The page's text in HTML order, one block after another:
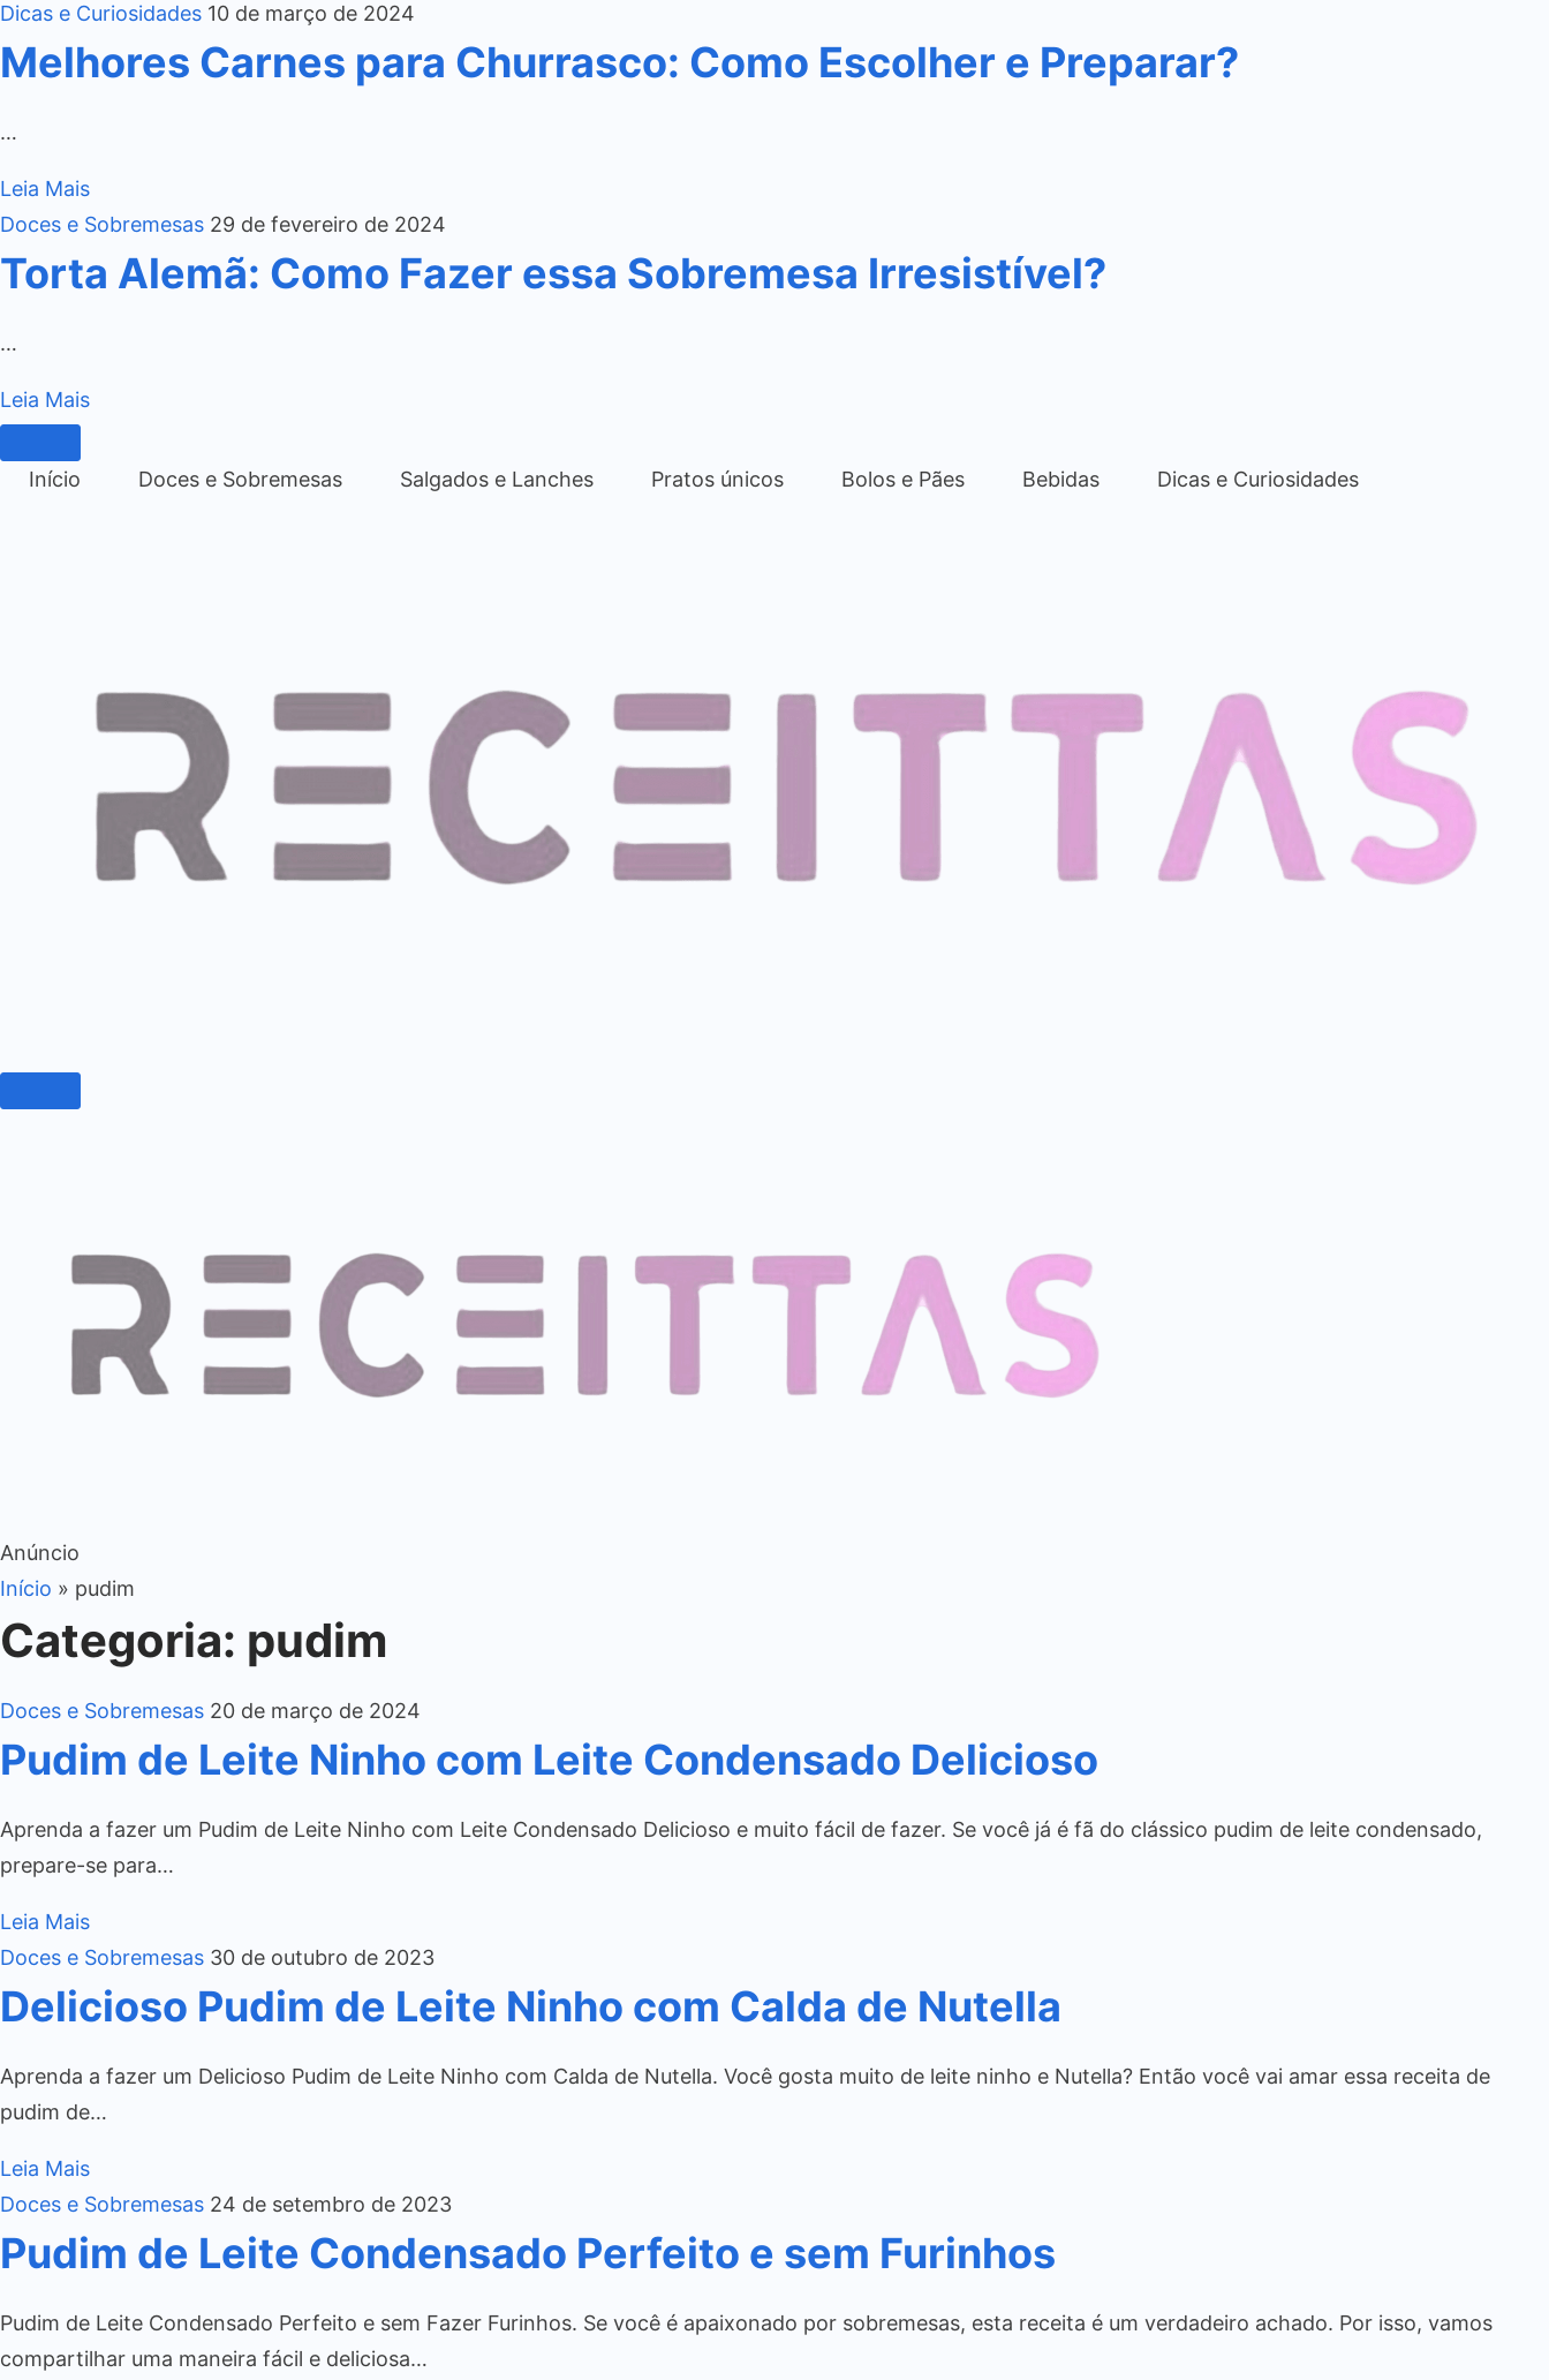
Dicas e Curiosidades 10 de março de 2024
Melhores Carnes para Churrasco: Como Escolher e Preparar?
…
Leia Mais
Doces e Sobremesas 29 de fevereiro de 2024
Torta Alemã: Como Fazer essa Sobremesa Irresistível?
…
Leia Mais
Início Doces e Sobremesas Salgados e Lanches Pratos únicos Bolos e Pães Bebidas Dicas e Curiosidades
Anúncio
Início » pudim
Categoria: pudim
Doces e Sobremesas 20 de março de 2024
Pudim de Leite Ninho com Leite Condensado Delicioso
Aprenda a fazer um Pudim de Leite Ninho com Leite Condensado Delicioso e muito fácil de fazer. Se você já é fã do clássico pudim de leite condensado,
prepare-se para…
Leia Mais
Doces e Sobremesas 30 de outubro de 2023
Delicioso Pudim de Leite Ninho com Calda de Nutella
Aprenda a fazer um Delicioso Pudim de Leite Ninho com Calda de Nutella. Você gosta muito de leite ninho e Nutella? Então você vai amar essa receita de
pudim de…
Leia Mais
Doces e Sobremesas 24 de setembro de 2023
Pudim de Leite Condensado Perfeito e sem Furinhos
Pudim de Leite Condensado Perfeito e sem Fazer Furinhos. Se você é apaixonado por sobremesas, esta receita é um verdadeiro achado. Por isso, vamos
compartilhar uma maneira fácil e deliciosa…